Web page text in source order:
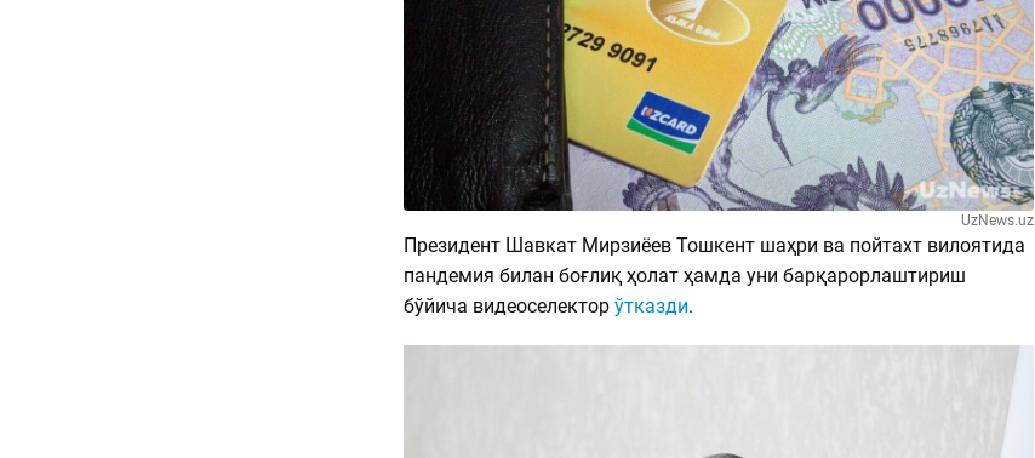
UzNews.uz
Президент Шавкат Мирзиёев Тошкент шаҳри ва пойтахт вилоятида
пандемия билан боғлиқ ҳолат ҳамда уни барқарорлаштириш
бўйича видеоселектор ўтказди.